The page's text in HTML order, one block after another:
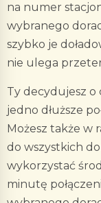
na numer
wybranego
szybko je
nie ulega
Ty decydujesz o
jedno dłuższe
Możesz także w
do wszystkich
wykorzystać
minutę